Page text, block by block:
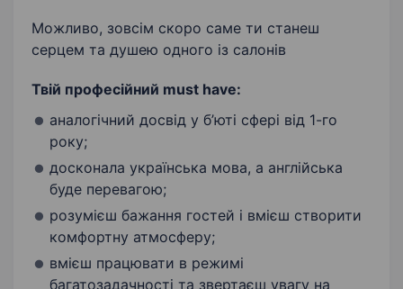
Можливо, зовсім скоро саме ти станеш
серцем та душею одного із салонів
Твій професійний must have:
аналогічний досвід у б’юті сфері від 1-го
року;
досконала українська мова, а англійська
буде перевагою;
розумієш бажання гостей і вмієш створити
комфортну атмосферу;
вмієш працювати в режимі
багатозадачності та звертаєш увагу на